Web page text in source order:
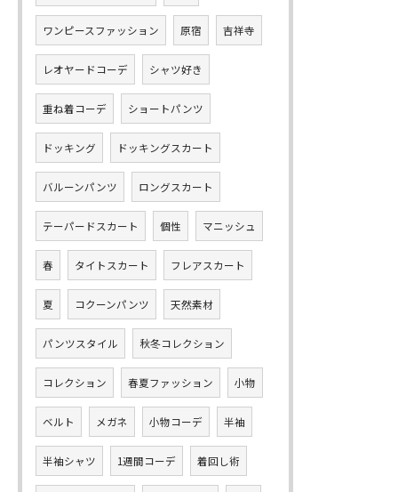
ワンピースファッション 原宿 吉祥寺
レオヤードコーデ シャツ好き
重ね着コーデ ショートパンツ
ドッキング ドッキングスカート
バルーンパンツ ロングスカート
テーパードスカート 個性 マニッシュ
春 タイトスカート フレアスカート
夏 コクーンパンツ 天然素材
パンツスタイル 秋冬コレクション
コレクション 春夏ファッション 小物
ベルト メガネ 小物コーデ 半袖
半袖シャツ 1週間コーデ 着回し術